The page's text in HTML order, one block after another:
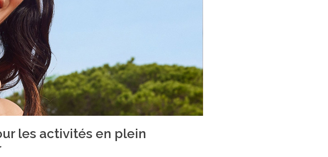
les activités en plein